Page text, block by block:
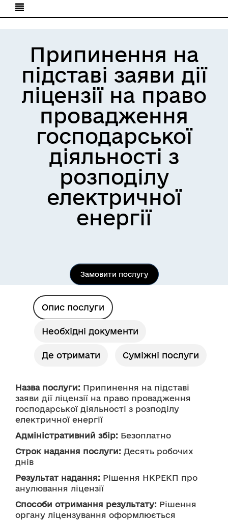
Припинення на
підставі заяви дії
ліцензії на право
провадження
господарської
діяльності з
розподілу
електричної
енергії
Замовити послугу
Опис послуги
Необхідні документи
Де отримати Суміжні послуги
Назва послуги: Припинення на підставі
заяви дії ліцензії на право провадження
господарської діяльності з розподілу
електричної енергії
Адміністративний збір: Безоплатно
Строк надання послуги: Десять робочих
днів
Результат надання: Рішення НКРЕКП про
анулювання ліцензії
Способи отримання результату: Рішення
органу ліцензування оформлюється